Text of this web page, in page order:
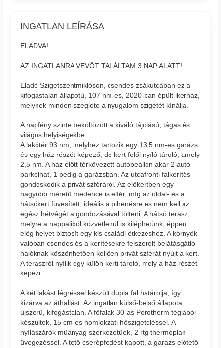
INGATLAN LEÍRÁSA
ELADVA!
AZ INGATLANRA VEVŐT TALÁLTAM 3 NAP ALATT!
Eladó Szigetszentmiklóson, csendes zsákutcában ez a
kifogástalan állapotú, 107 nm-es, 2020-ban épült ikerház,
melynek minden szeglete a nyugalom szigetét kínálja.
A napfény szinte beköltözött a kiváló tájolású, tágas és
világos helyiségekbe.
A lakótér 93 nm, melyhez tartozik egy 13,5 nm-es garázs
és egy ház részét képező, de kert felől nyíló tároló, amely
2,5 nm. A ház előtt térkövezett autóbeállón akár 2 autó
parkolhat, 1 pedig a garázsban. Az utcafronti falkerítés
gondoskodik a privát szféráról. Az előkertben egy
nagyobb méretű medence is elfér, míg az oldal- és a
hátsókert füvesített, ideális a pihenésre és nem kell az
egész hétvégét a gondozásával tölteni. A hátsó terasz,
melyre a nappaliból közvetlenül is kiléphetünk, éppen
elég helyet biztosít egy kis családi étkezéshez. A környék
valóban csendes és a kerítésekre felszerelt belátásgátló
hálóknak köszönhetően kellően privát szférát nyújt a kert.
A teraszról nyílik egy külön kerti tároló, mely a ház részét
képezi.
A két lakást légréssel készült dupla fal határolja, így
kizárva az áthallást. Az ingatlan külső-belső állapota
újszerű, kifogástalan. A főfalak 30-as Porotherm téglából
készültek, 15 cm-es homlokzati hőszigeteléssel. A
nyílászárók műanyag szerkezetűek, 2 rtg thermoplan
üvegezéssel. A tető cserépfedést kapott, a garázs előtető